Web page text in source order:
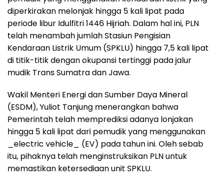
diperkirakan melonjak hingga 5 kali lipat pada
periode libur Idulfitri 1446 Hijriah. Dalam hal ini, PLN
telah menambah jumlah Stasiun Pengisian
Kendaraan Listrik Umum (SPKLU) hingga 7,5 kali lipat
di titik-titik dengan okupansi tertinggi pada jalur
mudik Trans Sumatra dan Jawa.
Wakil Menteri Energi dan Sumber Daya Mineral
(ESDM), Yuliot Tanjung menerangkan bahwa
Pemerintah telah memprediksi adanya lonjakan
hingga 5 kali lipat dari pemudik yang menggunakan
_electric vehicle_ (EV) pada tahun ini. Oleh sebab
itu, pihaknya telah menginstruksikan PLN untuk
memastikan ketersediaan unit SPKLU.